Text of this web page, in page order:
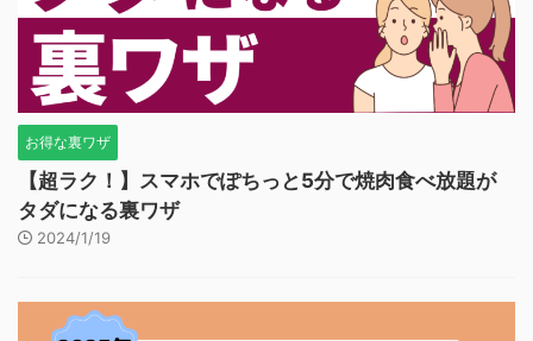
お得な裏ワザ
【超ラク！】スマホでぽちっと5分で焼肉食べ放題が
タダになる裏ワザ
2024/1/19